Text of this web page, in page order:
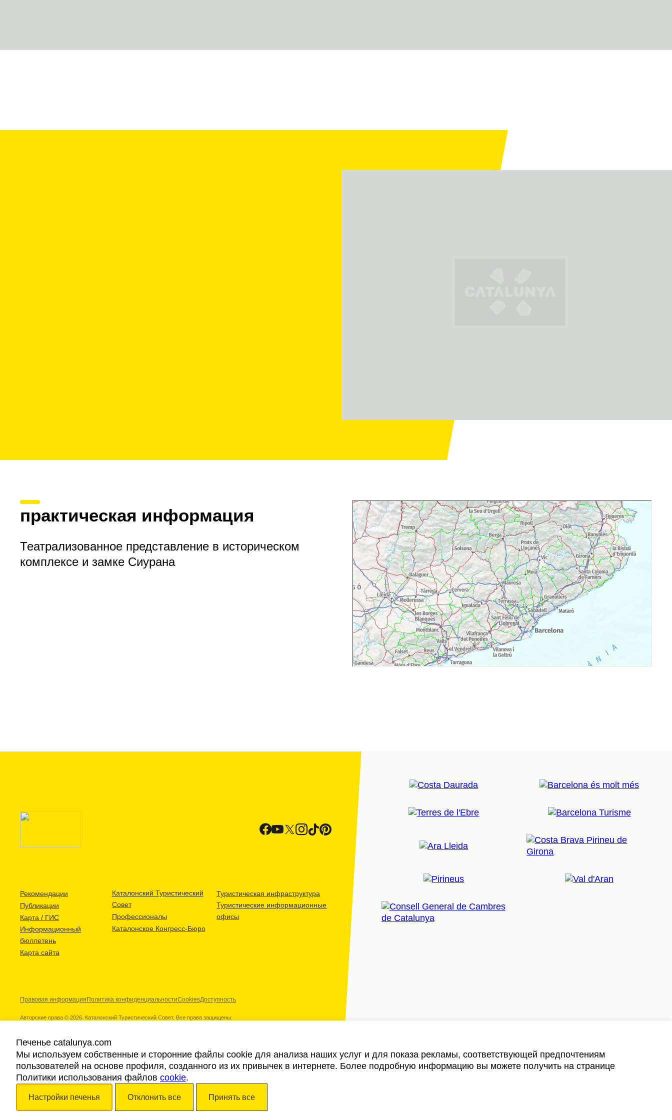
практическая информация
Театрализованное представление в историческом
комплексе и замке Сиурана
Рекомендации
Публикации
Карта / ГИС
Информационный
бюллетень
Карта сайта
Каталонский Туристический
Совет
Профессионалы
Каталонское Конгресс-Бюро
Туристическая инфраструктура
Туристические информационные
офисы
Правовая информация Политика конфиденциальностиCookiesДоступность
Авторские права © 2026. Каталонский Туристический Совет. Все права защищены.
Наши партнеры
Печенье catalunya.com
Мы используем собственные и сторонние файлы cookie для анализа наших услуг и для показа рекламы, соответствующей предпочтениям
пользователей на основе профиля, созданного из их привычек в интернете. Более подробную информацию вы можете получить на странице
Политики использования файлов cookie.
Настройки печенья Отклонить все Принять все